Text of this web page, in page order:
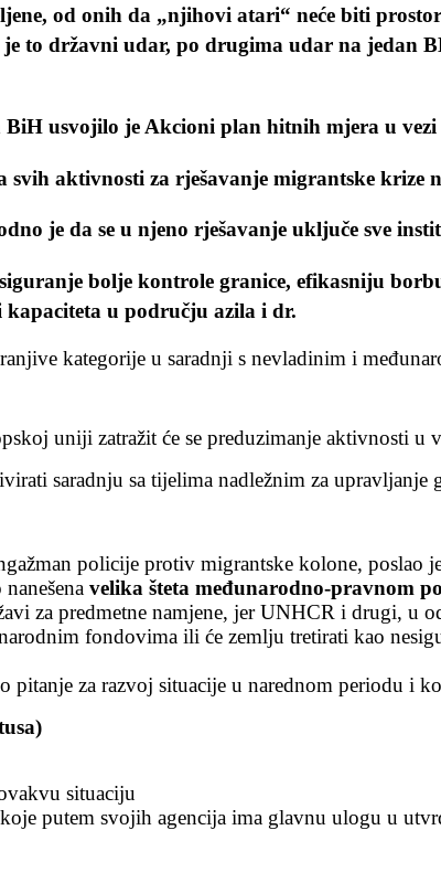
od onih da „njihovi atari“ neće biti
to državni udar, po drugima udar na jedan
usvojilo je Akcioni plan hitnih mjera u
aktivnosti za rješavanje migrantske krize
je da se u njeno rješavanje uključe sve
bolje kontrole granice, efikasniju
u području azila i dr.
kategorije u saradnji s nevladinim i
uniji zatražit će se preduzimanje aktivnosti u
saradnju sa tijelima nadležnim za upravljanje
policije protiv migrantske kolone, poslao
velika šteta međunarodno-pravnom
za predmetne namjene, jer UNHCR i drugi, u
fondovima ili će zemlju tretirati kao
pitanje za razvoj situacije u narednom periodu i
situaciju
putem svojih agencija ima glavnu ulogu u